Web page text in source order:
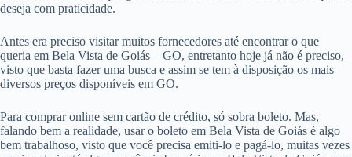
deseja com praticidade.
Antes era preciso visitar muitos fornecedores até encontrar o que
queria em Bela Vista de Goiás – GO, entretanto hoje já não é preciso,
visto que basta fazer uma busca e assim se tem à disposição os mais
diversos preços disponíveis em GO.
Para comprar online sem cartão de crédito, só sobra boleto. Mas,
falando bem a realidade, usar o boleto em Bela Vista de Goiás é algo
bem trabalhoso, visto que você precisa emiti-lo e pagá-lo, muitas vezes